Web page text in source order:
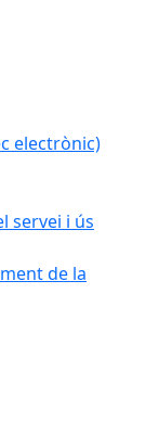
electrònic)
servei i ús
de la